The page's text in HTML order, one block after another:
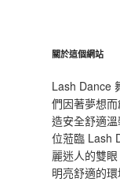
關於這個網站
Lash Dance
們因著夢想
造安全舒適
位蒞臨 Lash
麗迷人的雙
明亮舒適的